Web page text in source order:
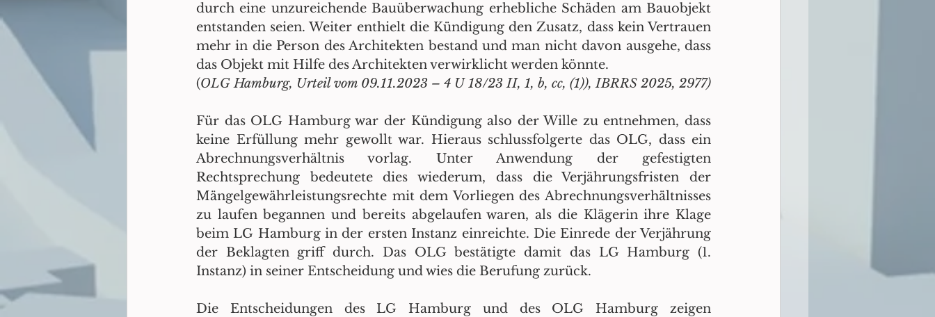
durch eine unzureichende Bauüberwachung erhebliche Schäden am Bauobjekt
entstanden seien. Weiter enthielt die Kündigung den Zusatz, dass kein Vertrauen
mehr in die Person des Architekten bestand und man nicht davon ausgehe, dass
das Objekt mit Hilfe des Architekten verwirklicht werden könnte.
(
Für das OLG Hamburg war der Kündigung also der Wille zu entnehmen, dass
keine Erfüllung mehr gewollt war. Hieraus schlussfolgerte das OLG, dass ein
Abrechnungsverhältnis vorlag. Unter Anwendung der gefestigten
Rechtsprechung bedeutete dies wiederum, dass die Verjährungsfristen der
Mängelgewährleistungsrechte mit dem Vorliegen des Abrechnungsverhältnisses
zu laufen begannen und bereits abgelaufen waren, als die Klägerin ihre Klage
beim LG Hamburg in der ersten Instanz einreichte. Die Einrede der Verjährung
der Beklagten griff durch. Das OLG bestätigte damit das LG Hamburg (1.
Instanz) in seiner Entscheidung und wies die Berufung zurück.
Die Entscheidungen des LG Hamburg und des OLG Hamburg zeigen